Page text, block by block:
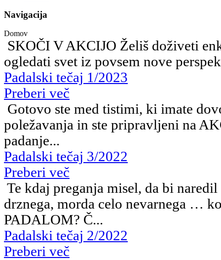
Navigacija
Domov
SKOČI V AKCIJO Želiš doživeti
ogledati svet iz povsem nove
Padalski tečaj 1/2023
Preberi več
Gotovo ste med tistimi, ki imate
poležavanja in ste pripravljeni na
padanje...
Padalski tečaj 3/2022
Preberi več
Te kdaj preganja misel, da bi naredil
drznega, morda celo nevarnega …
PADALOM? Č...
Padalski tečaj 2/2022
Preberi več